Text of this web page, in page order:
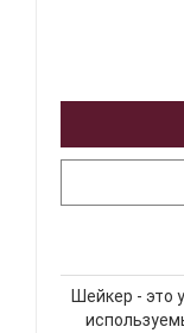
Шейкер - это